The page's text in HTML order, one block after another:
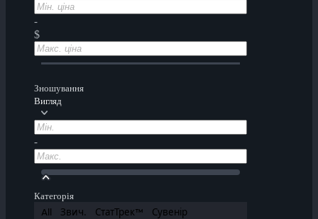
-
$
Зношування
Вигляд
-
Категорія
All Звич. СтатТрек™ Сувенір